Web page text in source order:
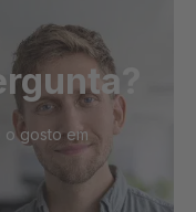
o gosto em